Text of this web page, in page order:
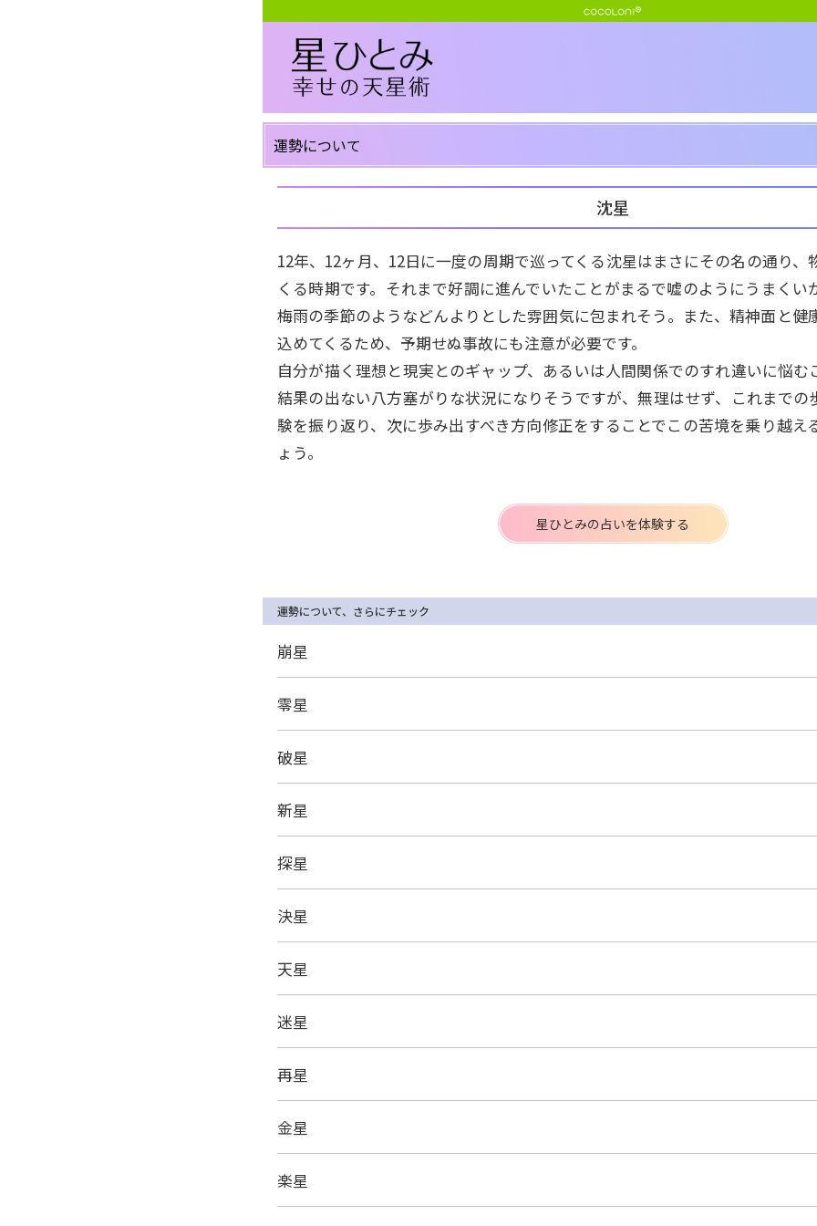
運勢について
沈星
12年、12ヶ月、12日に一度の周期で巡ってくる沈星はまさにその名の通り、
くる時期です。それまで好調に進んでいたことがまるで嘘のようにうまくい
梅雨の季節のようなどんよりとした雰囲気に包まれそう。また、精神面と健
込めてくるため、予期せぬ事故にも注意が必要です。
自分が描く理想と現実とのギャップ、あるいは人間関係でのすれ違いに悩む
結果の出ない八方塞がりな状況になりそうですが、無理はせず、これまでの
験を振り返り、次に歩み出すべき方向修正をすることでこの苦境を乗り越え
ょう。
星ひとみの占いを体験する
運勢について、さらにチェック
崩星
零星
破星
新星
探星
決星
天星
迷星
再星
金星
楽星